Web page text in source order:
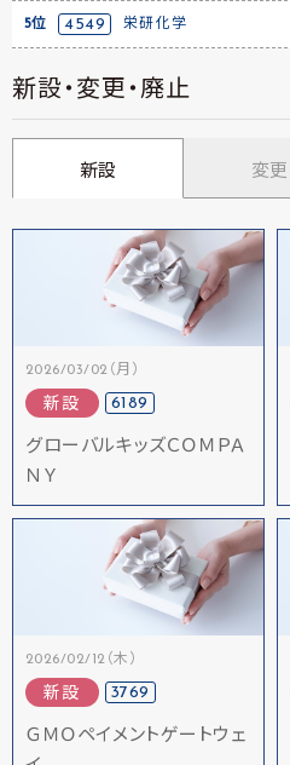
5位 4549 栄研化学
新設・変更・廃止
新設 変更
2026/03/02（月）
新設 6189
グローバルキッズＣＯＭＰＡ
ＮＹ
2026/02/12（木）
新設 3769
ＧＭＯペイメントゲートウェ